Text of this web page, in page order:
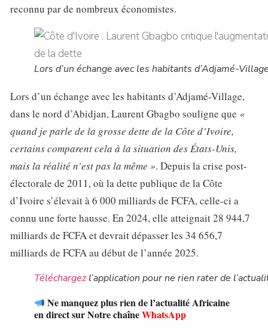
reconnu par de nombreux économistes.
Lors d’un échange avec les habitants d’Adjamé-
Lors d’un échange avec les habitants d’Adjamé-Village,
dans le nord d’Abidjan, Laurent Gbagbo souligne que «
quand je parle de la grosse dette de la Côte d’Ivoire,
certains comparent cela à la situation des États-Unis,
mais la réalité n’est pas la même ». Depuis la crise post-
électorale de 2011, où la dette publique de la Côte
d’Ivoire s’élevait à 6 000 milliards de FCFA, celle-ci a
connu une forte hausse. En 2024, elle atteignait 28 944,7
milliards de FCFA et devrait dépasser les 34 656,7
milliards de FCFA au début de l’année 2025.
Téléchargezl’application pour ne rien rater de
Ne manquez plus rien de l’actualité Africaine
en direct sur Notre chaîneWhatsApp